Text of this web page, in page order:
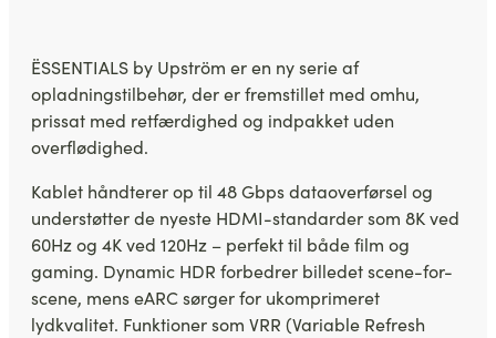
ËSSENTIALS by Upström er en ny serie af
opladningstilbehør, der er fremstillet med omhu,
prissat med retfærdighed og indpakket uden
overflødighed.
Kablet håndterer op til 48 Gbps dataoverførsel og
understøtter de nyeste HDMI-standarder som 8K ved
60Hz og 4K ved 120Hz – perfekt til både film og
gaming. Dynamic HDR forbedrer billedet scene-for-
scene, mens eARC sørger for ukomprimeret
lydkvalitet. Funktioner som VRR (Variable Refresh